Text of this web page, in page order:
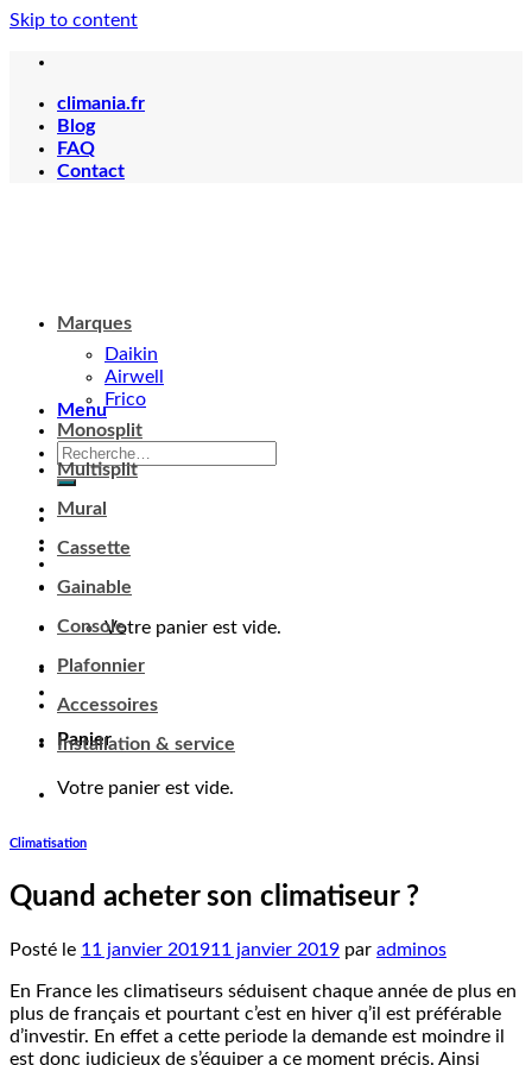
Skip to content
climania.fr
Blog
FAQ
Contact
Menu
Votre panier est vide.
Panier
Votre panier est vide.
Marques
Daikin
Airwell
Frico
Monosplit
Multisplit
Mural
Cassette
Gainable
Console
Plafonnier
Accessoires
Installation & service
Climatisation
Quand acheter son climatiseur ?
Posté le 11 janvier 201911 janvier 2019 par adminos
En France les climatiseurs séduisent chaque année de plus en
plus de français et pourtant c’est en hiver q’il est préférable
d’investir. En effet a cette periode la demande est moindre il
est donc judicieux de s’équiper a ce moment précis. Ainsi